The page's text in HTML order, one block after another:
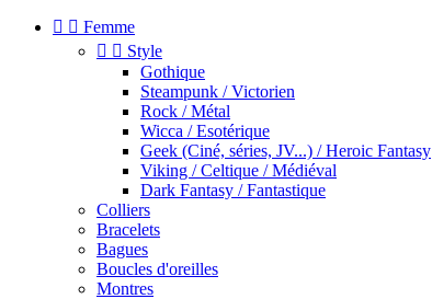
  Femme
  Style
Gothique
Steampunk / Victorien
Rock / Métal
Wicca / Esotérique
Geek (Ciné, séries, JV...) / Heroic Fantasy
Viking / Celtique / Médiéval
Dark Fantasy / Fantastique
Colliers
Bracelets
Bagues
Boucles d'oreilles
Montres